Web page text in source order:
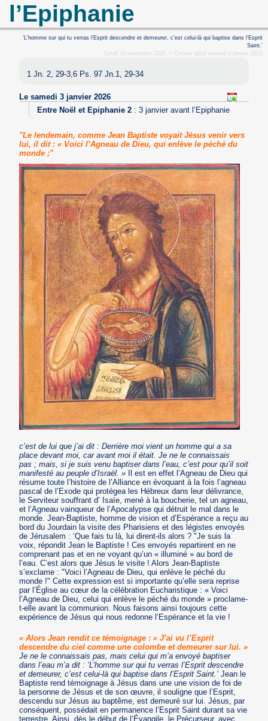
l’Epiphanie
’L’homme sur qui tu verras l’Esprit descendre et demeurer, c’est celui-là qui baptise dans l’Esprit
Saint.’
Lundi 10 novembre 2025 — Dernier ajout samedi 3 janvier 2015
1 Jn. 2, 29-3,6 Ps. 97 Jn.1, 29-34
Le samedi 3 janvier 2026
Entre Noël et Epiphanie 2: 3 janvier avant l’Epiphanie
"Le lendemain, comme Jean Baptiste voyait Jésus venir vers
lui, il dit : « Voici l’Agneau de Dieu, qui enlève le péché du
monde ;"
c’est de lui que j’ai dit : Derrière moi vient un homme qui a sa
place devant moi, car avant moi il était. Je ne le connaissais
pas ; mais, si je suis venu baptiser dans l’eau, c’est pour qu’il soit
manifesté au peuple d’Israël. » Il est en effet l’Agneau de Dieu qui
résume toute l’histoire de l’Alliance en évoquant à la fois l’agneau
pascal de l’Exode qui protégea les Hébreux dans leur délivrance,
le Serviteur souffrant d’ Isaïe, mené à la boucherie, tel un agneau,
et l’Agneau vainqueur de l’Apocalypse qui détruit le mal dans le
monde. Jean-Baptiste, homme de vision et d’Espérance a reçu au
bord du Jourdain la visite des Pharisiens et des légistes envoyés
de Jérusalem : ‘Que fais tu là, lui dirent-ils alors ? "Je suis la
voix, répondit Jean le Baptiste ! Ces envoyés repartirent en ne
comprenant pas et en ne voyant qu’un « illuminé » au bord de
l’eau. C’est alors que Jésus le visite ! Alors Jean-Baptiste
s’exclame : "Voici l’Agneau de Dieu, qui enlève le péché du
monde !" Cette expression est si importante qu’elle sera reprise
par l’Église au cœur de la célébration Eucharistique : « Voici
l’Agneau de Dieu, celui qui enlève le péché du monde » proclame-
t-elle avant la communion. Nous faisons ainsi toujours cette
expérience de Jésus qui nous redonne l’Espérance et la vie !
« Alors Jean rendit ce témoignage : « J’ai vu l’Esprit
descendre du ciel comme une colombe et demeurer sur lui. »
Je ne le connaissais pas, mais celui qui m’a envoyé baptiser
dans l’eau m’a dit : ’L’homme sur qui tu verras l’Esprit descendre
et demeurer, c’est celui-là qui baptise dans l’Esprit Saint.’ Jean le
Baptiste rend témoignage à Jésus dans une une vision de foi de
la personne de Jésus et de son œuvre, il souligne que l’Esprit,
descendu sur Jésus au baptême, est demeuré sur lui. Jésus, par
conséquent, possédait en permanence l’Esprit Saint durant sa vie
terrestre. Ainsi, dès le début de l’Évangile, le Précurseur, avec